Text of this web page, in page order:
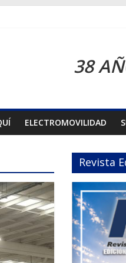
Públicas 2026
38
ELECTROMOVILIDAD
Revista